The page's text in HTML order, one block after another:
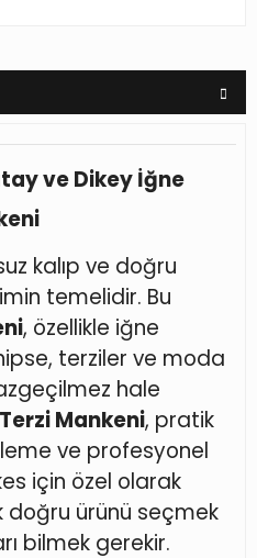
ve Dikey İğne
kalıp ve doğru
temelidir. Bu
, özellikle iğne
terziler ve moda
hale
Mankeni, pratik
ve profesyonel
için özel olarak
doğru ürünü seçmek
bilmek gerekir.